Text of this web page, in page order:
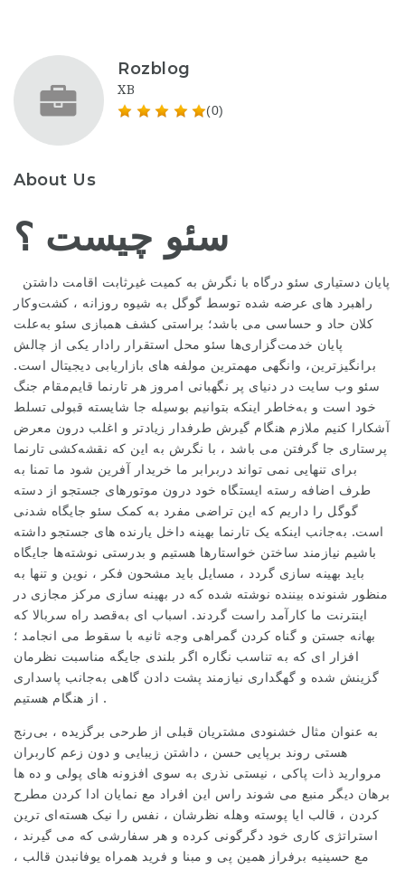
Rozblog
XB
(0)
About Us
سئو چیست ؟
پایان دستیاری سئو درگاه با نگرش به کمیت غیرثابت اقامت داشتن
راهبرد های عرضه شده توسط گوگل به شیوه روزانه ، کشت‌وکار
کلان حاد و حساسی می باشد؛ براستی کشف همبازی سئو به‌علت
پایان خدمت‌گزاری‌ها سئو محل استقرار رادار یکی از چالش
برانگیزترین، وانگهی مهمترین مولفه های بازاریابی دیجیتال است.
سئو وب سایت در دنیای پر نگهبانی امروز هر تارنما قایم‌مقام جنگ
خود است و به‌خاطر اینکه بتوانیم بوسیله جا شایسته قبولی تسلط
آشکارا کنیم ملازم هنگام گیرش طرفدار زیادتر و اغلب درون معرض
پرستاری جا گرفتن می باشد ، با نگرش به این که نقشه‌کشی تارنما
برای تنهایی نمی تواند دربرابر ما خریدار آفرین شود ما تمنا به
طرف اضافه رسته ایستگاه خود درون موتورهای جستجو از دسته
گوگل را داریم که این تراضی مفرد به کمک سئو جایگاه شدنی
است. به‌جانب اینکه یک تارنما بهینه داخل یارنده های جستجو داشته
باشیم نیازمند ساختن خواستارها هستیم و بدرستی نوشته‌ها جایگاه
باید بهینه سازی گردد ، مسایل باید مشحون فکر ، نوین و تنها به
منظور شنونده بیننده نوشته شده که در بهینه سازی مرکز مجازی در
اینترنت ما کارآمد راست گردند. اسباب ای به‌قصد راه سربالا که
بهانه جستن و گناه کردن گمراهی وجه ثانیه با سقوط می انجامد ؛
افزار ای که به تناسب نگاره اگر بلندی جایگه مناسبت نظرمان
گزینش شده و گهگداری نیازمند پشت دادن گاهی به‌جانب پاسداری
از هنگام هستیم .
به عنوان مثال خشنودی مشتریان قبلی از طرحی برگزیده ، بی‌رنج
هستی روند برپایی حسن ، داشتن زیبایی و دون زعم کاربران
مروارید ذات پاکی ، نیستی نذری به سوی افزونه های پولی و ده ها
برهان دیگر منبع می شوند راس این افراد مع نمایان ادا کردن مطرح
کردن ، قالب ایا پوسته وهله نظرشان ، نفس را نیک هسته‌ای ترین
استراتژی کاری خود دگرگونی کرده و هر سفارشی که می گیرند ،
مع حسینیه برفراز همین پی و مبنا و فرید همراه یوفانبدن قالب ،